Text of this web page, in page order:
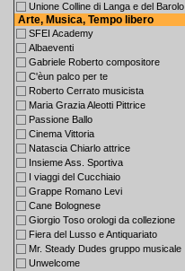
Unione Colline di Langa e del Barolo
Arte, Musica, Tempo libero
SFEI Academy
Albaeventi
Gabriele Roberto compositore
C'èun palco per te
Roberto Cerrato musicista
Maria Grazia Aleotti Pittrice
Passione Ballo
Cinema Vittoria
Natascia Chiarlo attrice
Insieme Ass. Sportiva
I viaggi del Cucchiaio
Grappe Romano Levi
Cane Bolognese
Giorgio Toso orologi da collezione
Fiera del Lusso e Antiquariato
Mr. Steady Dudes gruppo musicale
Unwelcome